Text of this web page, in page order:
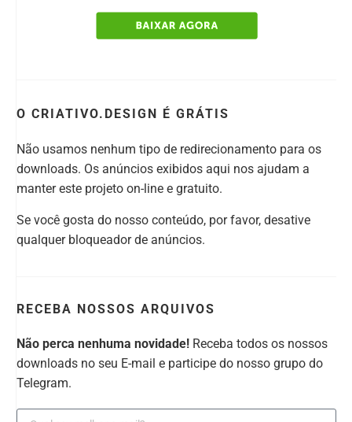
O CRIATIVO.DESIGN É GRÁTIS
Não usamos nenhum tipo de redirecionamento para os
downloads. Os anúncios exibidos aqui nos ajudam a
manter este projeto on-line e gratuito.
Se você gosta do nosso conteúdo, por favor, desative
qualquer bloqueador de anúncios.
RECEBA NOSSOS ARQUIVOS
Não perca nenhuma novidade! Receba todos os nossos
downloads no seu E-mail e participe do nosso grupo do
Telegram.